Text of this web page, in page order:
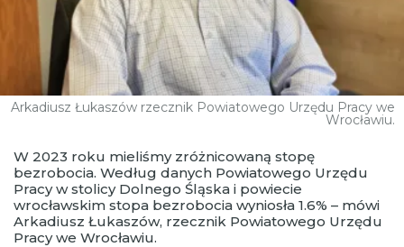
Arkadiusz Łukaszów rzecznik Powiatowego Urzędu Pracy we
Wrocławiu.
W 2023 roku mieliśmy zróżnicowaną stopę
bezrobocia. Według danych Powiatowego Urzędu
Pracy w stolicy Dolnego Śląska i powiecie
wrocławskim stopa bezrobocia wyniosła 1.6% – mówi
Arkadiusz Łukaszów, rzecznik Powiatowego Urzędu
Pracy we Wrocławiu.